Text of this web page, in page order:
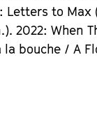
Letters to Max
2022: When
bouche / A